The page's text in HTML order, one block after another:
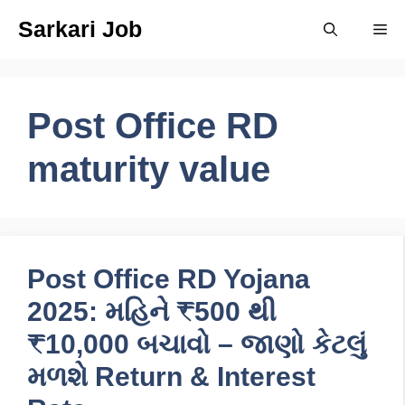
Sarkari Job
Post Office RD
maturity value
Post Office RD Yojana
2025: મહિને ₹500 થી
₹10,000 બચાવો – જાણો કેટલું
મળશે Return & Interest